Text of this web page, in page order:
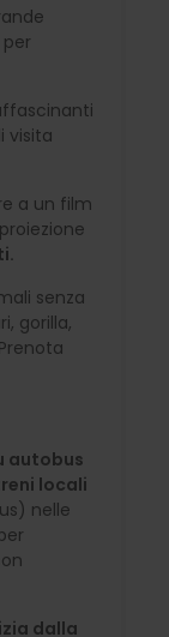
per
visita
a un film
senza
gorilla,
autobus
locali
nelle
dalla